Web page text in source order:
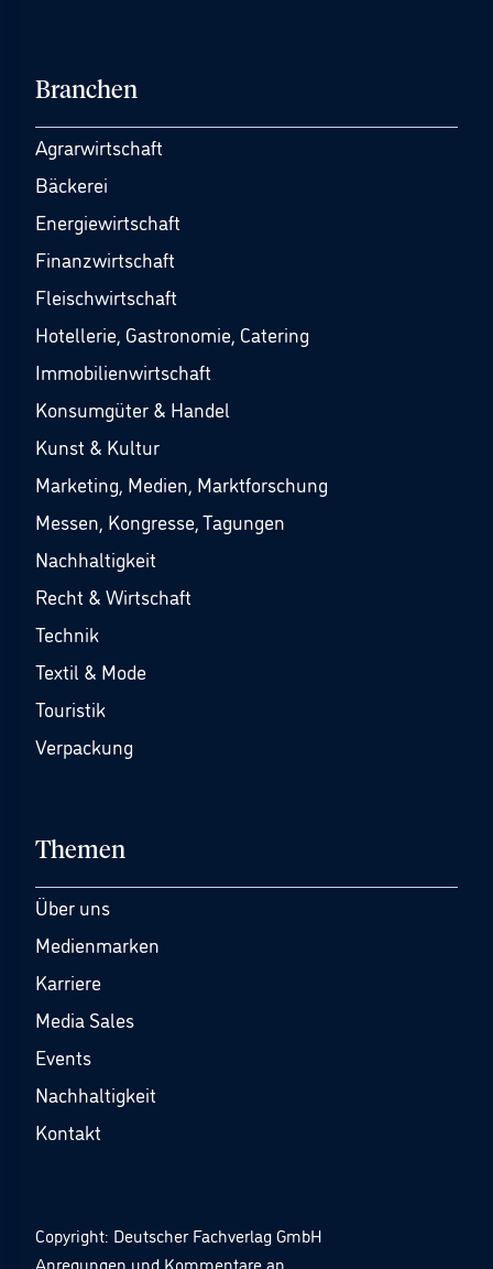
Branchen
Agrarwirtschaft
Bäckerei
Energiewirtschaft
Finanzwirtschaft
Fleischwirtschaft
Hotellerie, Gastronomie, Catering
Immobilienwirtschaft
Konsumgüter & Handel
Kunst & Kultur
Marketing, Medien, Marktforschung
Messen, Kongresse, Tagungen
Nachhaltigkeit
Recht & Wirtschaft
Technik
Textil & Mode
Touristik
Verpackung
Themen
Über uns
Medienmarken
Karriere
Media Sales
Events
Nachhaltigkeit
Kontakt
Copyright: Deutscher Fachverlag GmbH
Anregungen und Kommentare an